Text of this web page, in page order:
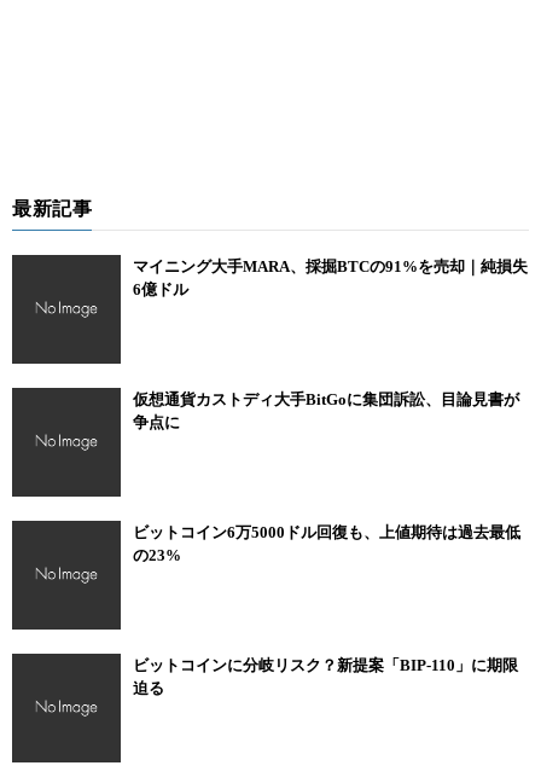
最新記事
マイニング大手MARA、採掘BTCの91%を売却｜純損失
6億ドル
仮想通貨カストディ大手BitGoに集団訴訟、目論見書が
争点に
ビットコイン6万5000ドル回復も、上値期待は過去最低
の23%
ビットコインに分岐リスク？新提案「BIP-110」に期限
迫る